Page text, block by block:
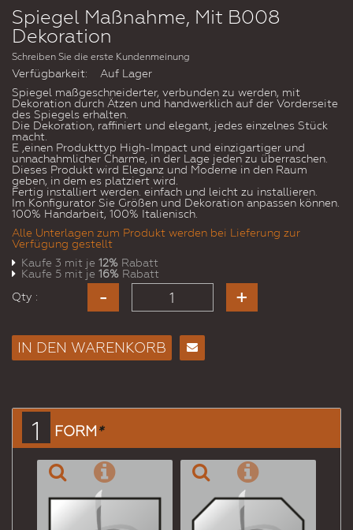
Spiegel Maßnahme, Mit B008
Dekoration
Schreiben Sie die erste Kundenmeinung
Verfügbarkeit:
Auf Lager
Spiegel maßgeschneiderter, verbunden zu werden, mit
Dekoration durch Ätzen und handwerklich auf der Vorderseite
des Spiegels erhalten.
Die Dekoration, raffiniert und elegant, jedes einzelnes Stück
macht.
E ‚einen Produkttyp High-Impact und einzigartiger und
unnachahmlicher Charme, in der Lage jeden zu überraschen.
Dieses Produkt wird Eleganz und Moderne in den Raum
geben, in dem es platziert wird.
Fertig installiert werden. einfach und leicht zu installieren.
Im Konfigurator Sie Größen und Dekoration anpassen können.
100% Handarbeit, 100% Italienisch.
Alle Unterlagen zum Produkt werden bei Lieferung zur
Verfügung gestellt
Kaufe 3 mit je 12% Rabatt
Kaufe 5 mit je 16% Rabatt
Qty :
IN DEN WARENKORB
1 FORM*